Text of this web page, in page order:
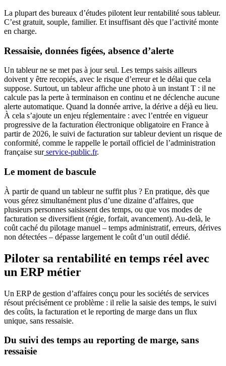
La plupart des bureaux d’études pilotent leur rentabilité sous tableur.
C’est gratuit, souple, familier. Et insuffisant dès que l’activité monte
en charge.
Ressaisie, données figées, absence d’alerte
Un tableur ne se met pas à jour seul. Les temps saisis ailleurs
doivent y être recopiés, avec le risque d’erreur et le délai que cela
suppose. Surtout, un tableur affiche une photo à un instant T : il ne
calcule pas la perte à terminaison en continu et ne déclenche aucune
alerte automatique. Quand la donnée arrive, la dérive a déjà eu lieu.
À cela s’ajoute un enjeu réglementaire : avec l’entrée en vigueur
progressive de la facturation électronique obligatoire en France à
partir de 2026, le suivi de facturation sur tableur devient un risque de
conformité, comme le rappelle le portail officiel de l’administration
française surservice-public.fr.
Le moment de bascule
À partir de quand un tableur ne suffit plus ? En pratique, dès que
vous gérez simultanément plus d’une dizaine d’affaires, que
plusieurs personnes saisissent des temps, ou que vos modes de
facturation se diversifient (régie, forfait, avancement). Au-delà, le
coût caché du pilotage manuel – temps administratif, erreurs, dérives
non détectées – dépasse largement le coût d’un outil dédié.
Piloter sa rentabilité en temps réel avec
un ERP métier
Un ERP de gestion d’affaires conçu pour les sociétés de services
résout précisément ce problème : il relie la saisie des temps, le suivi
des coûts, la facturation et le reporting de marge dans un flux
unique, sans ressaisie.
Du suivi des temps au reporting de marge, sans
ressaisie